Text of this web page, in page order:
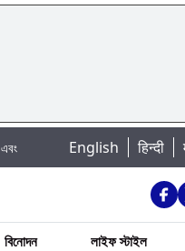
WB Pending DA Arrears:
English हिन्दी
বিনোদন লাইফ স্টাইল